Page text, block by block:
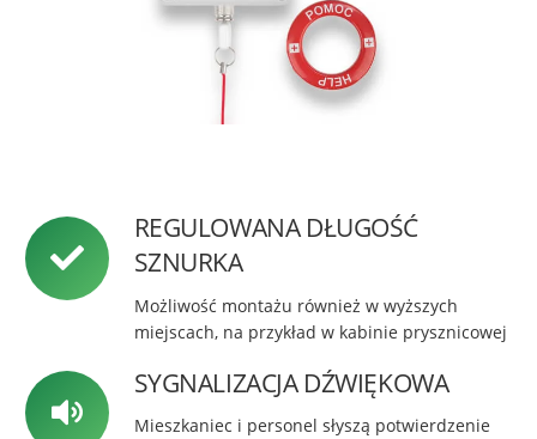
REGULOWANA DŁUGOŚĆ
SZNURKA
Możliwość montażu również w wyższych
miejscach, na przykład w kabinie prysznicowej
SYGNALIZACJA DŹWIĘKOWA
Mieszkaniec i personel słyszą potwierdzenie